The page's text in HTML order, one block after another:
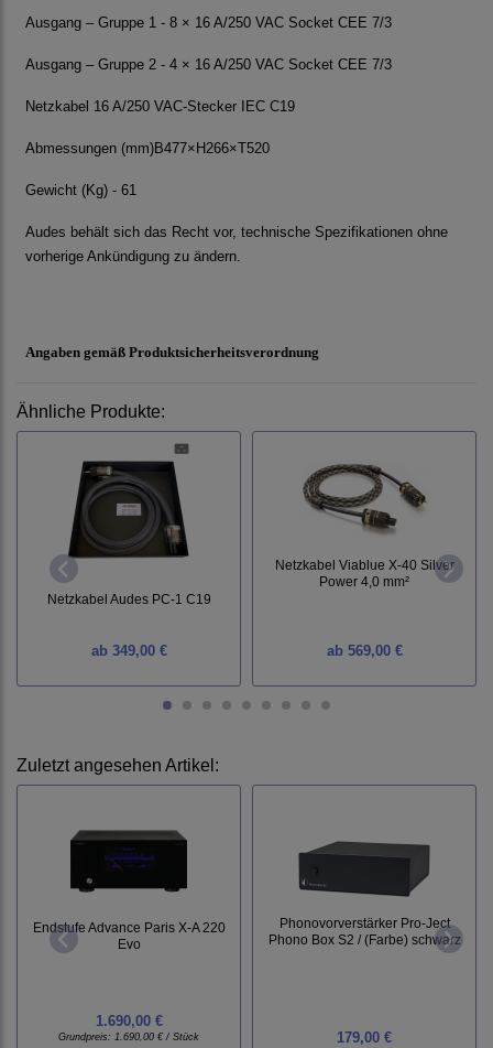
Ausgang – Gruppe 1 - 8 × 16 A/250 VAC Socket CEE 7/3
Ausgang – Gruppe 2 - 4 × 16 A/250 VAC Socket CEE 7/3
Netzkabel 16 A/250 VAC-Stecker IEC C19
Abmessungen (mm)B477×H266×T520
Gewicht (Kg) - 61
Audes behält sich das Recht vor, technische Spezifikationen ohne
vorherige Ankündigung zu ändern.
Angaben gemäß Produktsicherheitsverordnung
Ähnliche Produkte:
Netzkabel Audes PC-1 C19
ab349,00 €
Netzkabel Viablue X-40 Silver
Power 4,0 mm²
ab569,00 €
Zuletzt angesehen Artikel:
Endstufe Advance Paris X-A 220
Evo
1.690,00 €
Grundpreis: 1.690,00 € / Stück
Phonovorverstärker Pro-Ject
Phono Box S2 / (Farbe) schwarz
179,00 €